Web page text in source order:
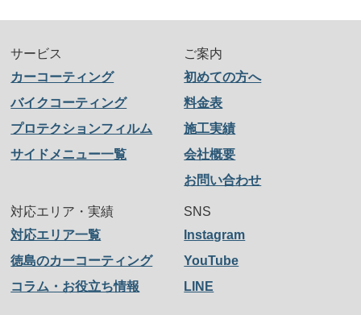
サービス
カーコーティング
バイクコーティング
プロテクションフィルム
サイドメニュー一覧
ご案内
初めての方へ
料金表
施工実績
会社概要
お問い合わせ
対応エリア・実績
対応エリア一覧
徳島のカーコーティング
コラム・お役立ち情報
SNS
Instagram
YouTube
LINE